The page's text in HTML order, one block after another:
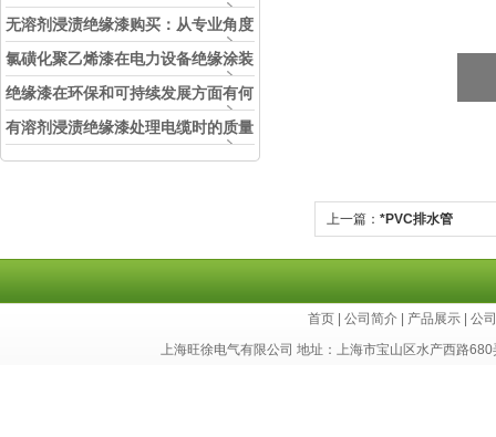
的角色
无溶剂浸渍绝缘漆购买：从专业角度
看如何选择
氯磺化聚乙烯漆在电力设备绝缘涂装
中的实际应用效果
绝缘漆在环保和可持续发展方面有何
考虑？
有溶剂浸渍绝缘漆处理电缆时的质量
和安全性考虑因素
上一篇： *PVC排水管
首页 |公司简介 产品展示 |公
上海旺徐电气有限公司 地址：上海市宝山区水产西路